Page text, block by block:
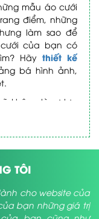
mẫu áo cưới
điểm, những
làm sao để
của bạn có
Hãy thiết kế
bá hình ảnh,
không là sự lựa
cho bạn một lợi
Thiết kế
giản là đánh dấu
bạn trên internet
giúp khách
dễ dàng hơn.
cho các gói
cấp, bởi hình
của ảnh viện áo
TÔI
cho website của
bạn những giá trị